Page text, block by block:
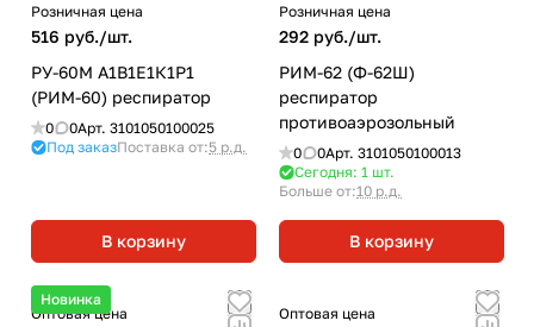
Розничная цена
516 руб./шт.
РУ-60М А1В1Е1К1Р1
(РИМ-60) респиратор
0 0Арт. 3101050100025
Под заказПоставка от:5 р.д.
В корзину
Розничная цена
292 руб./шт.
РИМ-62 (Ф-62Ш)
респиратор
противоаэрозольный
0 0Арт. 3101050100013
Сегодня: 1 шт.
Больше от:10 р.д.
В корзину
Новинка
Оптовая цена
Оптовая цена